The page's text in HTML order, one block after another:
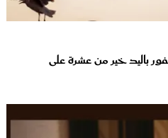
باليد خير من عشرة على